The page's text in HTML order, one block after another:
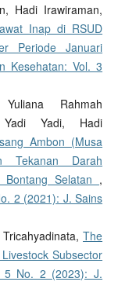
Hadi Irawiraman,
Inap di RSUD
Periode Januari
Kesehatan: Vol. 3
Rahmah
Yadi Yadi, Hadi
Ambon (Musa
Tekanan Darah
Selatan ,
2 (2021): J. Sains
Tricahyadinata,The
Subsector
5 No. 2 (2023): J.